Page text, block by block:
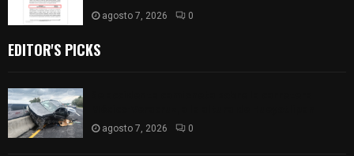
agosto 7, 2026 0
EDITOR'S PICKS
agosto 7, 2026 0